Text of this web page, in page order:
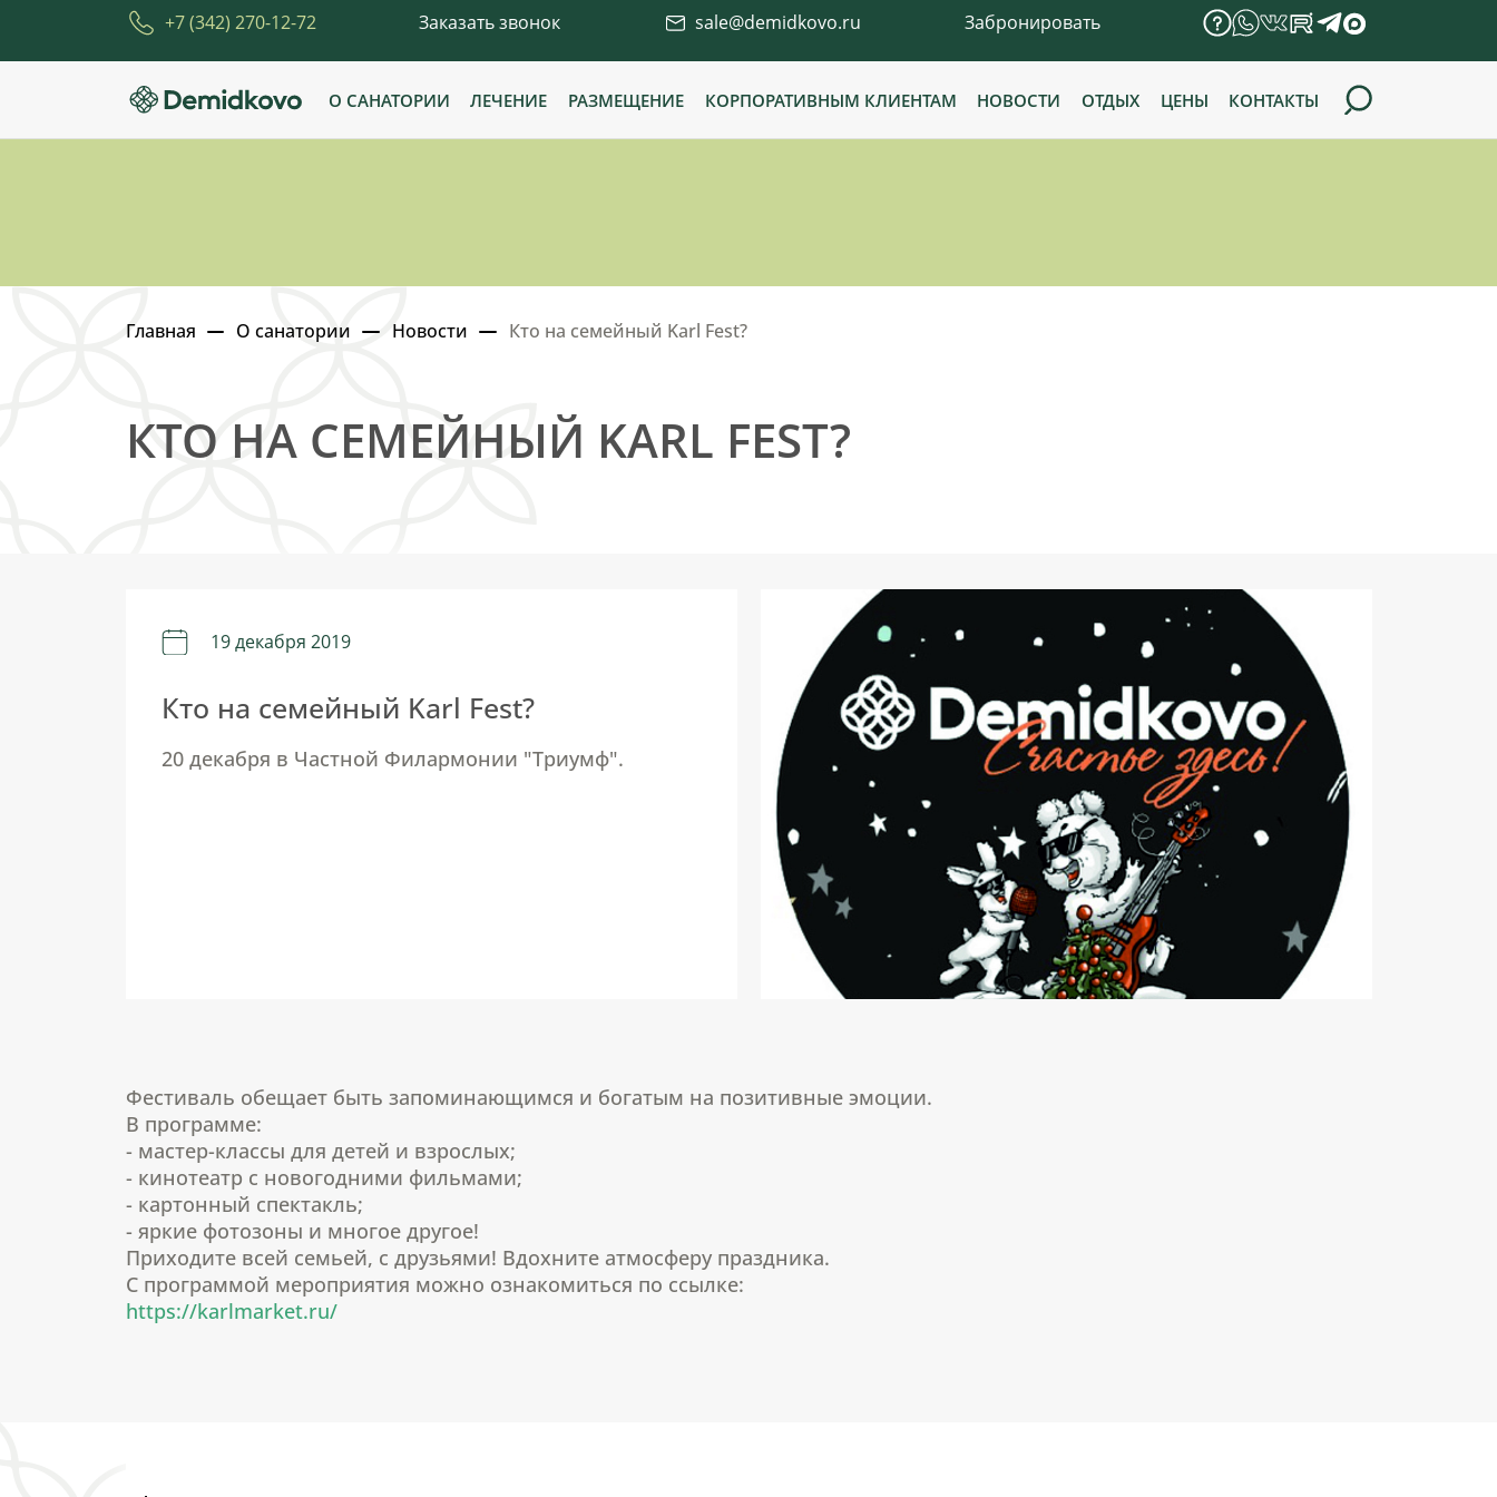
+7 (342) 270-12-72 Заказать звонок sale@demidkovo.ru Забронировать
О САНАТОРИИ ЛЕЧЕНИЕ РАЗМЕЩЕНИЕ КОРПОРАТИВНЫМ КЛИЕНТАМ НОВОСТИ ОТДЫХ ЦЕНЫ КОНТАКТЫ
Главная О санатории Новости Кто на семейный Karl Fest?
КТО НА СЕМЕЙНЫЙ KARL FEST?
19 декабря 2019
Кто на семейный Karl Fest?
20 декабря в Частной Филармонии "Триумф".
Фестиваль обещает быть запоминающимся и богатым на позитивные эмоции.
В программе:
- мастер-классы для детей и взрослых;
- кинотеатр с новогодними фильмами;
- картонный спектакль;
- яркие фотозоны и многое другое!
Приходите всей семьей, с друзьями! Вдохните атмосферу праздника.
С программой мероприятия можно ознакомиться по ссылке:
https://karlmarket.ru/